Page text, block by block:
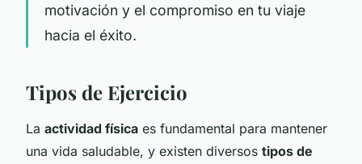
motivación y el compromiso en tu viaje
hacia el éxito.
Tipos de Ejercicio
La actividad física es fundamental para mantener
una vida saludable, y existen diversos tipos de